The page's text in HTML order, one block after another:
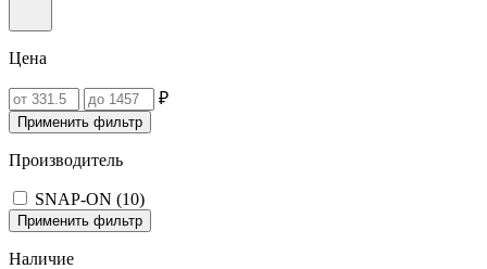
Цена
₽
Применить фильтр
Производитель
SNAP-ON (10)
Применить фильтр
Наличие